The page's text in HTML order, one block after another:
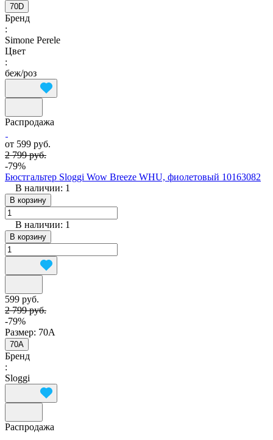
70D
Бренд
:
Simone Perele
Цвет
:
беж/роз
Распродажа
от 599 руб.
2 799 руб.
-79%
Бюстгальтер Sloggi Wow Breeze WHU, фиолетовый 10163082
В наличии: 1
В корзину
В наличии: 1
В корзину
599 руб.
2 799 руб.
-79%
Размер: 70A
70A
Бренд
:
Sloggi
Распродажа